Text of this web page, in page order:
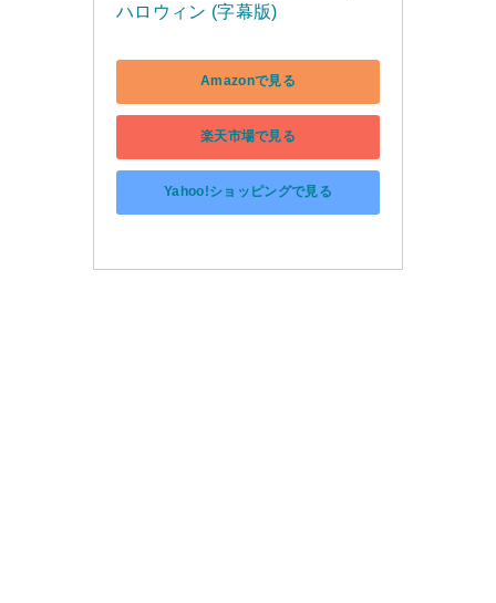
ハロウィン (字幕版)
Amazonで見る
楽天市場で見る
Yahoo!ショッピングで見る